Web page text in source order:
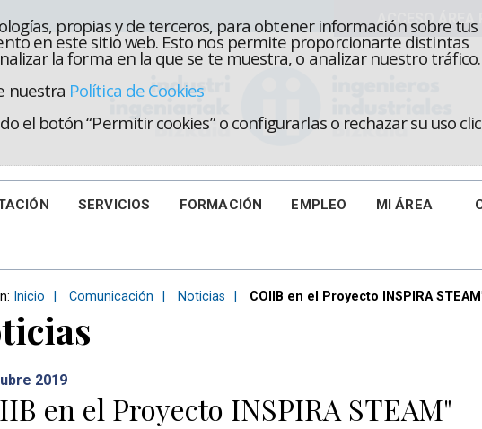
propias y de terceros, para obtener información sobre tus
en este sitio web. Esto nos permite proporcionarte distintas
la forma en la que se te muestra, o analizar nuestro tráfico.
nuestra Política de Cookies
el botón “Permitir cookies” o configurarlas o rechazar su uso
SERVICIOS FORMACIÓN EMPLEO MI ÁREA
Inicio Comunicación Noticias COIIB en el Proyecto INSPIRA
2019
en el Proyecto INSPIRA STEAM"